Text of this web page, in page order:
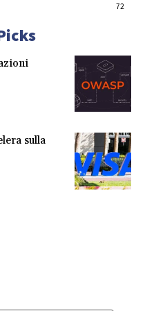
72
sulla